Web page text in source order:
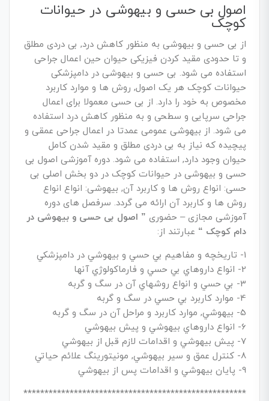
اصول بی حسی و بیهوشی در حیوانات
کوچک
از بی حسی و بیهوشی به منظور کاهش درد, بی دردی مطلق
و تا حدودی مقید کردن فیزیکی حیوان حین اعمال جراحی
استفاده می شود. بی حسی و بیهوشی در دامپزشکی
حیوانات کوچک هر یک اصول, روش ها و موارد کاربرد
مخصوص به خود را دارد. از بی حسی معمولا برای اعمال
جراحی سرپایی و سطحی و به منظور کاهش درد استفاده
می شود. از بیهوشی عمومی عمدتا در اعمال جراحی عمقی و
پیچیده که نیاز به بی دردی مطلق و مقید شدن کامل
حیوان وجود دارد, استفاده می شود. دوره آموزشی اصول بی
حسی و بیهوشی در حیوانات کوچک در دو بخش اصلی بی
حسی: انواع روش ها و کاربرد آن, بیهوشی: انواع انواع
روش ها و کاربرد آن ارائه می گردد. سرفصل های دوره
آموزشی مجازی – حضوری” اصول بی حسی و بیهوشی در
دام کوچک “ عبارتند از:
1- تاريخچه و مفاهيم بي حسي و بيهوشي در دامپزشکي
2- انواع داروهاي بي حسي و فارماکولوژي آنها
3- بي حسي و انواع روشهاي آن در سگ و گربه
4- موارد کاربرد بي حسي در سگ و گربه
5- بيهوشي, موارد کاربرد و مراحل آن در سگ و گربه
6- انواع داروهاي بيهوشي و پيش بيهوشي
7- پيش بيهوشي و اقدامات لازم قبل از بيهوشي
8- کنترل عمق و سير بيهوشي, مونيتورينگ علائم حياتي
9- پايان بيهوشي و اقدامات پس از بيهوشي
*****************************************************